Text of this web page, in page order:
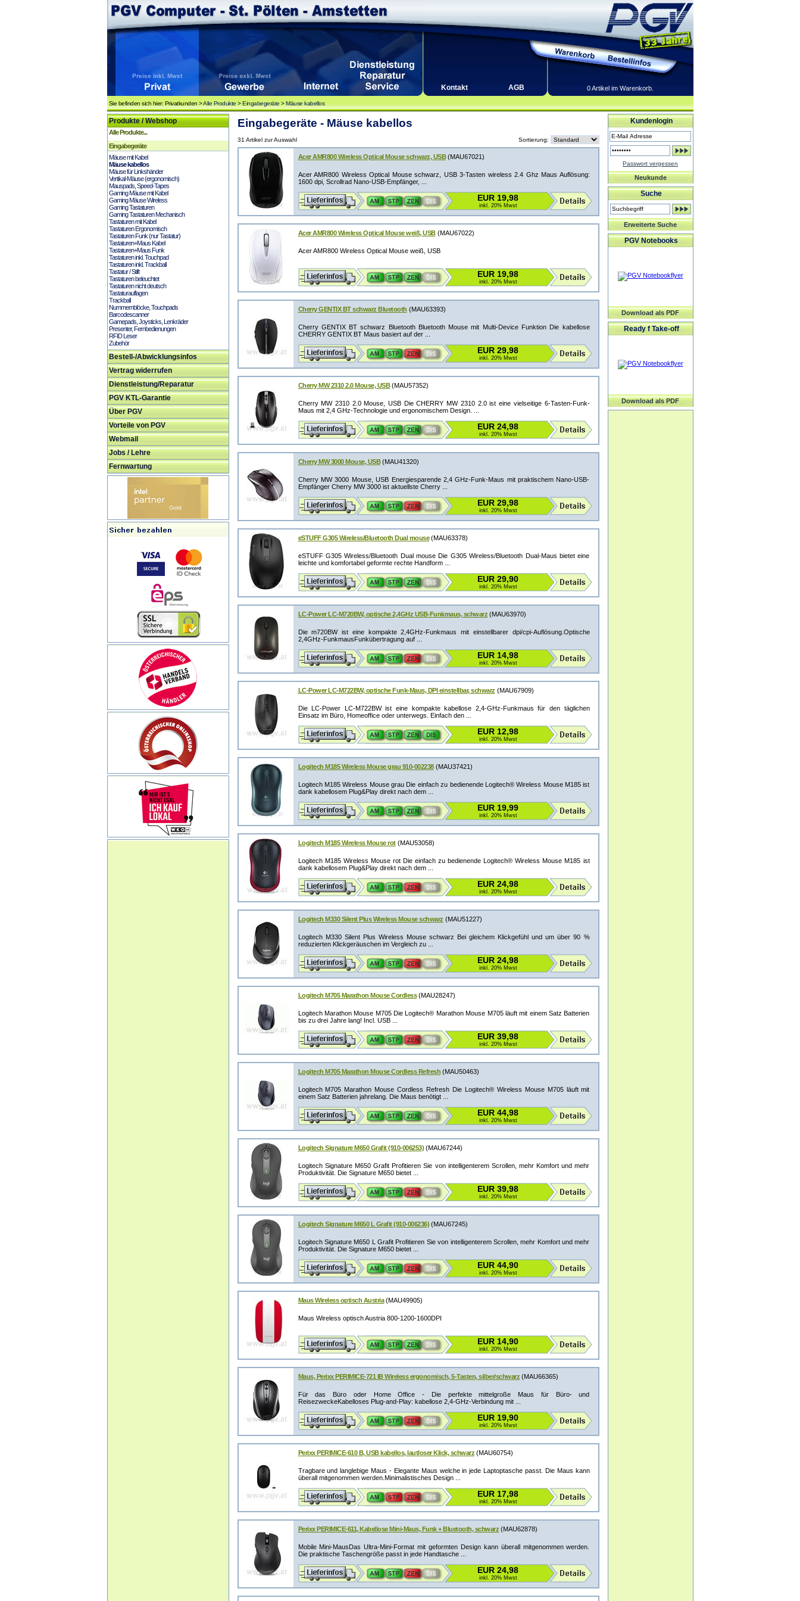
Kontakt AGB 0 Artikel im Warenkorb.
Sie befinden sich hier: Privatkunden >Alle Produkte >Eingabegeräte >Mäuse kabellos
Produkte / Webshop
Alle Produkte...
Eingabegeräte
Mäuse mit Kabel
Mäuse kabellos
Mäuse für Linkshänder
Vertikal-Mäuse (ergonomisch)
Mauspads, Speed-Tapes
Gaming Mäuse mit Kabel
Gaming Mäuse Wireless
Gaming Tastaturen
Gaming Tastaturen Mechanisch
Tastaturen mit Kabel
Tastaturen Ergonomisch
Tastaturen Funk (nur Tastatur)
Tastaturen+Maus Kabel
Tastaturen+Maus Funk
Tastaturen inkl. Touchpad
Tastaturen inkl. Trackball
Tastatur / Stift
Tastaturen beleuchtet
Tastaturen nicht deutsch
Tastaturauflagen
Trackball
Nummernblöcke, Touchpads
Barcodescanner
Gamepads, Joysticks, Lenkräder
Presenter, Fernbedienungen
RFID Leser
Zubehör
Bestell-/Abwicklungsinfos
Vertrag widerrufen
Dienstleistung/Reparatur
PGV KTL-Garantie
Über PGV
Vorteile von PGV
Webmail
Jobs / Lehre
Fernwartung
Eingabegeräte - Mäuse kabellos
31 Artikel zur Auswahl Sortierung:
Acer AMR800 Wireless Optical Mouse schwarz, USB(MAU67021)
Acer AMR800 Wireless Optical Mouse schwarz, USB 3-Tasten wireless 2.4 Ghz Maus Auflösung:
1600 dpi, Scrollrad Nano-USB-Empfänger, ...
EUR 19,98
inkl. 20% Mwst
Acer AMR800 Wireless Optical Mouse weiß, USB(MAU67022)
Acer AMR800 Wireless Optical Mouse weiß, USB
EUR 19,98
inkl. 20% Mwst
Cherry GENTIX BT schwarz Bluetooth (MAU63393)
Cherry GENTIX BT schwarz Bluetooth Bluetooth Mouse mit Multi-Device Funktion Die kabellose
CHERRY GENTIX BT Maus basiert auf der ...
EUR 29,98
inkl. 20% Mwst
Cherry MW 2310 2.0 Mouse, USB(MAU57352)
Cherry MW 2310 2.0 Mouse, USB Die CHERRY MW 2310 2.0 ist eine vielseitige 6-Tasten-Funk-
Maus mit 2,4 GHz-Technologie und ergonomischem Design. ...
EUR 24,98
inkl. 20% Mwst
Cherry MW 3000 Mouse, USB(MAU41320)
Cherry MW 3000 Mouse, USB Energiesparende 2,4 GHz-Funk-Maus mit praktischem Nano-USB-
Empfänger Cherry MW 3000 ist aktuellste Cherry ...
EUR 29,98
inkl. 20% Mwst
eSTUFF G305 Wireless/Bluetooth Dual mouse(MAU63378)
eSTUFF G305 Wireless/Bluetooth Dual mouse Die G305 Wireless/Bluetooth Dual-Maus bietet eine
leichte und komfortabel geformte rechte Handform ...
EUR 29,90
inkl. 20% Mwst
LC-Power LC-M720BW, optische 2,4GHz USB-Funkmaus, schwarz (MAU63970)
Die m720BW ist eine kompakte 2,4GHz-Funkmaus mit einstellbarer dpi/cpi-Auflösung.Optische
2,4GHz-FunkmausFunkübertragung auf ...
EUR 14,98
inkl. 20% Mwst
LC-Power LC-M722BW, optische Funk-Maus, DPI einstellbar, schwarz (MAU67909)
Die LC-Power LC-M722BW ist eine kompakte kabellose 2,4-GHz-Funkmaus für den täglichen
Einsatz im Büro, Homeoffice oder unterwegs. Einfach den ...
EUR 12,98
inkl. 20% Mwst
Logitech M185 Wireless Mouse grau 910-002238(MAU37421)
Logitech M185 Wireless Mouse grau Die einfach zu bedienende Logitech® Wireless Mouse M185 ist
dank kabellosem Plug&Play direkt nach dem ...
EUR 19,99
inkl. 20% Mwst
Logitech M185 Wireless Mouse rot(MAU53058)
Logitech M185 Wireless Mouse rot Die einfach zu bedienende Logitech® Wireless Mouse M185 ist
dank kabellosem Plug&Play direkt nach dem ...
EUR 24,98
inkl. 20% Mwst
Logitech M330 Silent Plus Wireless Mouse schwarz (MAU51227)
Logitech M330 Silent Plus Wireless Mouse schwarz Bei gleichem Klickgefühl und um über 90 %
reduzierten Klickgeräuschen im Vergleich zu ...
EUR 24,98
inkl. 20% Mwst
Logitech M705 Marathon Mouse Cordless(MAU28247)
Logitech Marathon Mouse M705 Die Logitech® Marathon Mouse M705 läuft mit einem Satz Batterien
bis zu drei Jahre lang! Incl. USB ...
EUR 39,98
inkl. 20% Mwst
Logitech M705 Marathon Mouse Cordless Refresh (MAU50463)
Logitech M705 Marathon Mouse Cordless Refresh Die Logitech® Wireless Mouse M705 läuft mit
einem Satz Batterien jahrelang. Die Maus benötigt ...
EUR 44,98
inkl. 20% Mwst
Logitech Signature M650 Grafit (910-006253) (MAU67244)
Logitech Signature M650 Grafit Profitieren Sie von intelligenterem Scrollen, mehr Komfort und mehr
Produktivität. Die Signature M650 bietet ...
EUR 39,98
inkl. 20% Mwst
Logitech Signature M650 L Grafit (910-006236) (MAU67245)
Logitech Signature M650 L Grafit Profitieren Sie von intelligenterem Scrollen, mehr Komfort und mehr
Produktivität. Die Signature M650 bietet ...
EUR 44,90
inkl. 20% Mwst
Maus Wireless optisch Austria(MAU49905)
Maus Wireless optisch Austria 800-1200-1600DPI
EUR 14,90
inkl. 20% Mwst
Maus, Perixx PERIMICE-721 IB Wireless ergonomisch, 5-Tasten, silber/schwarz (MAU66365)
Für das Büro oder Home Office - Die perfekte mittelgroße Maus für Büro- und
ReisezweckeKabelloses Plug-and-Play: kabellose 2,4-GHz-Verbindung mit ...
EUR 19,90
inkl. 20% Mwst
Perixx PERIMICE-610 B, USB kabellos, lautloser Klick, schwarz (MAU60754)
Tragbare und langlebige Maus - Elegante Maus welche in jede Laptoptasche passt. Die Maus kann
überall mitgenommen werden.Minimalistisches Design ...
EUR 17,98
inkl. 20% Mwst
Perixx PERIMICE-611, Kabellose Mini-Maus, Funk + Bluetooth, schwarz (MAU62878)
Mobile Mini-MausDas Ultra-Mini-Format mit geformten Design kann überall mitgenommen werden.
Die praktische Taschengröße passt in jede Handtasche ...
EUR 24,98
inkl. 20% Mwst
Kundenlogin
Passwort vergessen
Neukunde
Suche
Erweiterte Suche
PGV Notebooks
Download als PDF
Ready f Take-off
Download als PDF